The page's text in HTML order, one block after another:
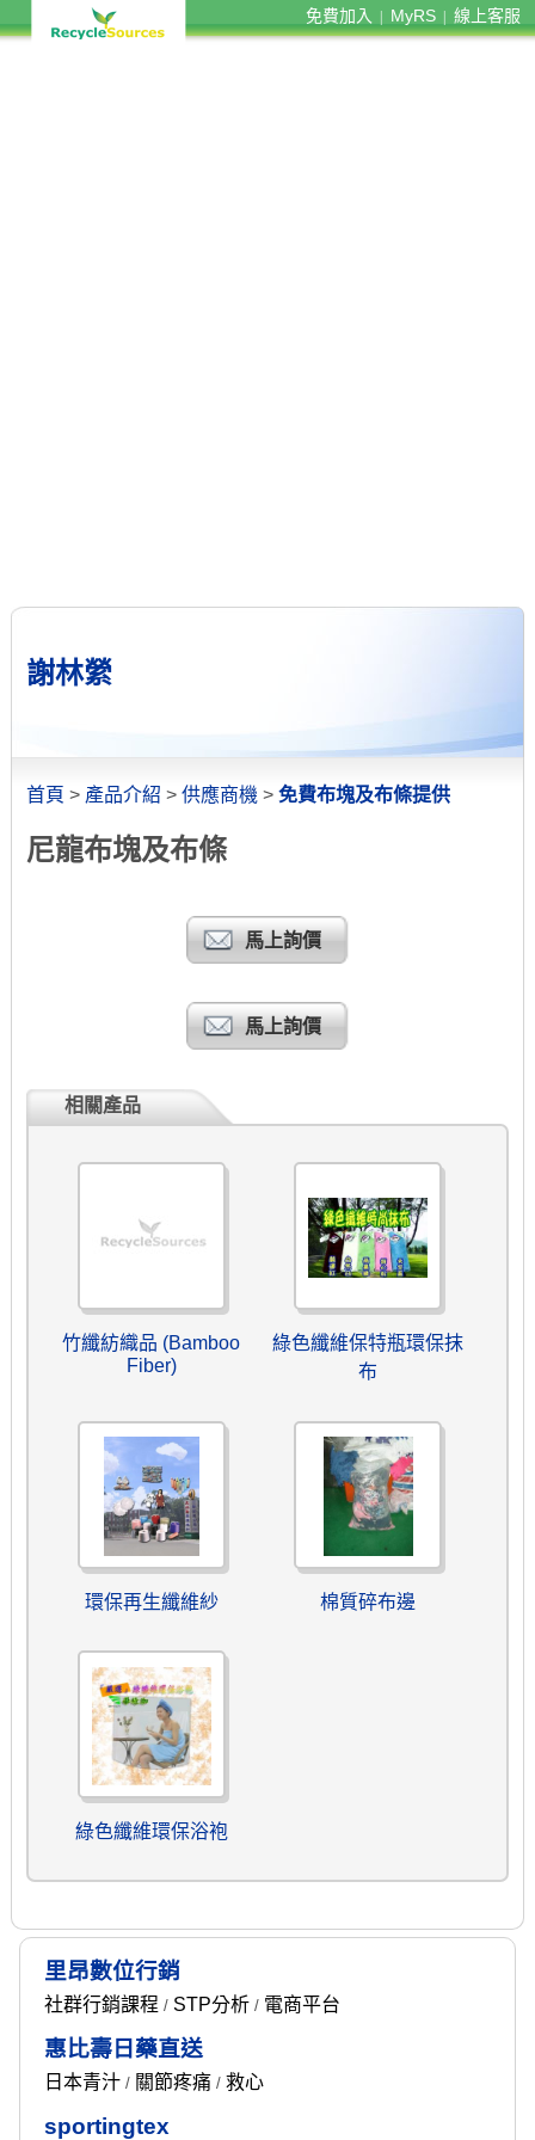
免費加入 MyRS 線上客服
謝林縈
首頁 > 產品介紹 > 供應商機 > 免費布塊及布條提供
尼龍布塊及布條
馬上詢價
馬上詢價
相關產品
竹纖紡織品 (Bamboo
Fiber)
綠色纖維保特瓶環保抹
布
環保再生纖維紗 棉質碎布邊
綠色纖維環保浴袍
里昂數位行銷
社群行銷課程 / STP分析/ 電商平台
惠比壽日藥直送
日本青汁/ 關節疼痛 / 救心
sportingtex